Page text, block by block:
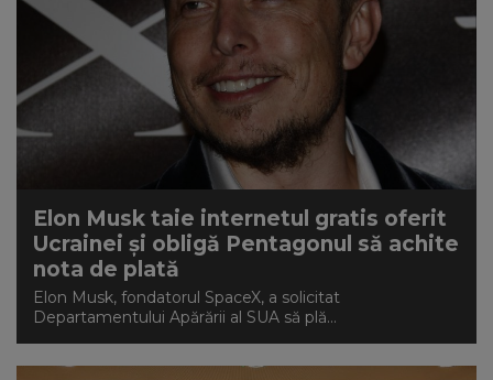
Elon Musk taie internetul gratis oferit
Ucrainei și obligă Pentagonul să achite
nota de plată
Elon Musk, fondatorul SpaceX, a solicitat
Departamentului Apărării al SUA să plă...